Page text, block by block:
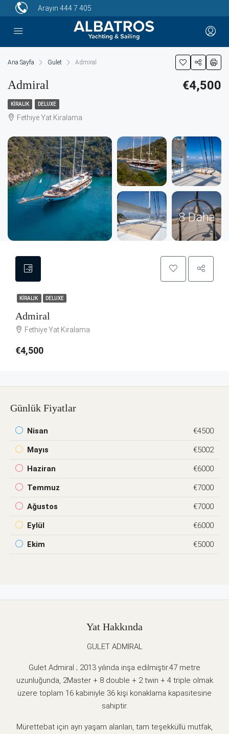
Arayın 444 7 405
Ana Sayfa Gulet Admiral
Admiral €4,500
KIRALIK DELUXE
Fethiye Yat Kiralama
8 Daha
KIRALIK DELUXE
Admiral
Fethiye Yat Kiralama
€4,500
Günlük Fiyatlar
Nisan €4500
Mayıs €5002
Haziran €6000
Temmuz €7000
Ağustos €7000
Eylül €6000
Ekim €5000
Yat Hakkında
GULET ADMİRAL
Gulet Admiral ; 2013 yılında inşa edilmiştir.47 metre
uzunluğunda, 2Master + 8 double + 2 twin + 4 triple olmak
üzere toplam 16 kabiniyle 36 kişi konaklama kapasitesine
sahiptir.
Mürettebat için ayrı yaşam alanları, tam teşekküllü mutfak,